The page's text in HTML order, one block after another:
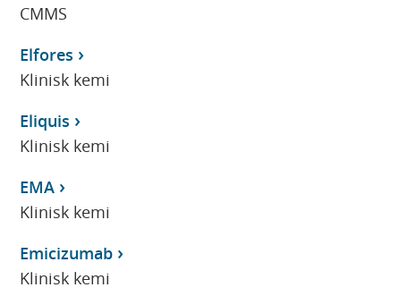
CMMS
Elfores
Klinisk kemi
Eliquis
Klinisk kemi
EMA
Klinisk kemi
Emicizumab
Klinisk kemi